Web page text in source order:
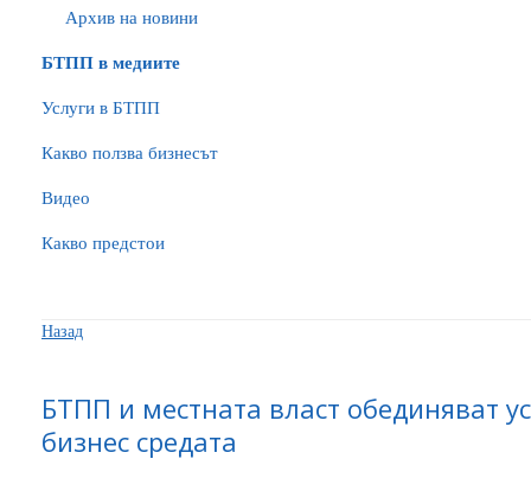
Архив на новини
БTПП в медиите
Услуги в БТПП
Какво ползва бизнесът
Видео
Какво предстои
Назад
БТПП и местната власт обединяват
бизнес средата